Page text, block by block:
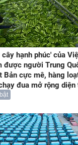
cây hạnh phúc' của
được người Trung
Bản cực mê, hàng
đua mở rộng diện